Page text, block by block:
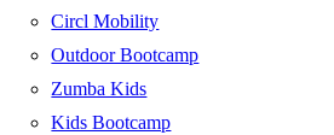
Circl Mobility
Outdoor Bootcamp
Zumba Kids
Kids Bootcamp